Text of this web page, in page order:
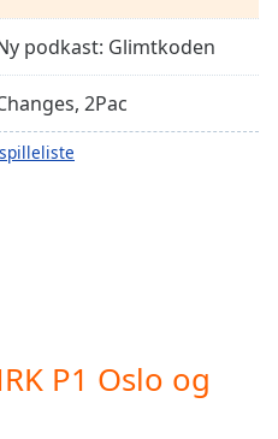
podkast: Glimtkoden
2Pac
P1 Oslo og